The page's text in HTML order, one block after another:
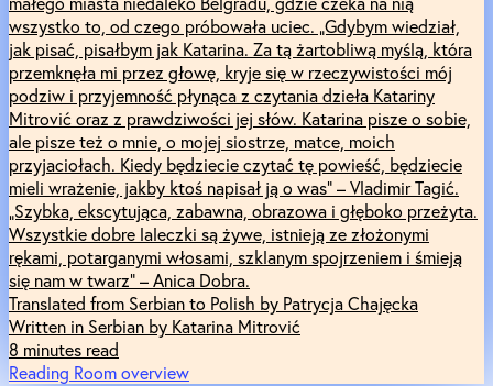
wszystko to, od czego próbowała uciec. „Gdybym wiedział,
jak pisać, pisałbym jak Katarina. Za tą żartobliwą myślą, która
przemknęła mi przez głowę, kryje się w rzeczywistości mój
podziw i przyjemność płynąca z czytania dzieła Katariny
Mitrović oraz z prawdziwości jej słów. Katarina pisze o sobie,
ale pisze też o mnie, o mojej siostrze, matce, moich
przyjaciołach. Kiedy będziecie czytać tę powieść, będziecie
mieli wrażenie, jakby ktoś napisał ją o was” – Vladimir Tagić.
„Szybka, ekscytująca, zabawna, obrazowa i głęboko przeżyta.
Wszystkie dobre laleczki są żywe, istnieją ze złożonymi
rękami, potarganymi włosami, szklanym spojrzeniem i śmieją
się nam w twarz” – Anica Dobra.
Translated from Serbian to Polish by Patrycja Chajęcka
Written in Serbian by Katarina Mitrović
8 minutes read
Reading Room overview